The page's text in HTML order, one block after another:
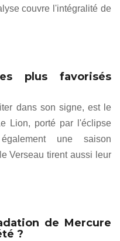
couvre l'intégralité de
plus favorisés
dans son signe, est le
Lion, porté par l'éclipse
une saison
Verseau tirent aussi leur
de Mercure
?